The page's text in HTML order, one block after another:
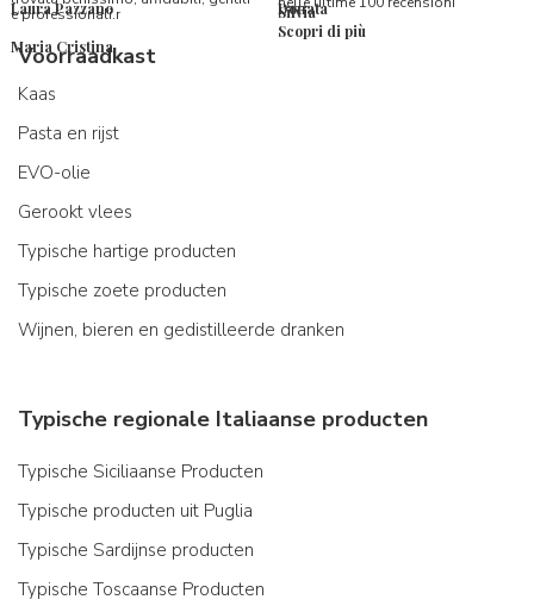
Laura Pazzano
e professionali.r
Maria Cristina
Donata
Silvia
Scopri di più
Voorraadkast
Kaas
Pasta en rijst
EVO-olie
Gerookt vlees
Typische hartige producten
Typische zoete producten
Wijnen, bieren en gedistilleerde dranken
Typische regionale Italiaanse producten
Typische Siciliaanse Producten
Typische producten uit Puglia
Typische Sardijnse producten
Typische Toscaanse Producten